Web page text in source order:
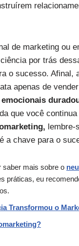
de marketing ou
por trás
o sucesso. Afinal,
apenas de
que você
lembre-
a chave para o
saber mais sobre o
práticas, eu
Transformou o